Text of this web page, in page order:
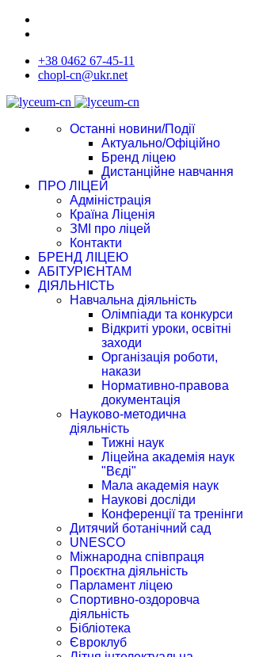
+38 0462 67-45-11
chopl-cn@ukr.net
Останні новини/Події
Актуально/Офіційно
Бренд ліцею
Дистанційне навчання
ПРО ЛІЦЕЙ
Адміністрація
Країна Ліценія
ЗМІ про ліцей
Контакти
БРЕНД ЛІЦЕЮ
АБІТУРІЄНТАМ
ДІЯЛЬНІСТЬ
Навчальна діяльність
Олімпіади та конкурси
Відкриті уроки, освітні
заходи
Організація роботи,
накази
Нормативно-правова
документація
Науково-методична
діяльність
Тижні наук
Ліцейна академія наук
"Вєді"
Мала академія наук
Наукові досліди
Конференції та тренінги
Дитячий ботанічний сад
UNESCO
Міжнародна співпраця
Проєктна діяльність
Парламент ліцею
Спортивно-оздоровча
діяльність
Бібліотека
Євроклуб